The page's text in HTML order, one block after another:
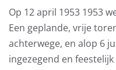
Op 12 april 1953 1953
Een geplande, vrije
achterwege, en alop 6
ingezegend en